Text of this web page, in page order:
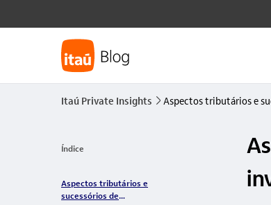
Itaú Private Insights seta_direita Aspectos tributários e
Índice
Aspectos tributários e
sucessórios de